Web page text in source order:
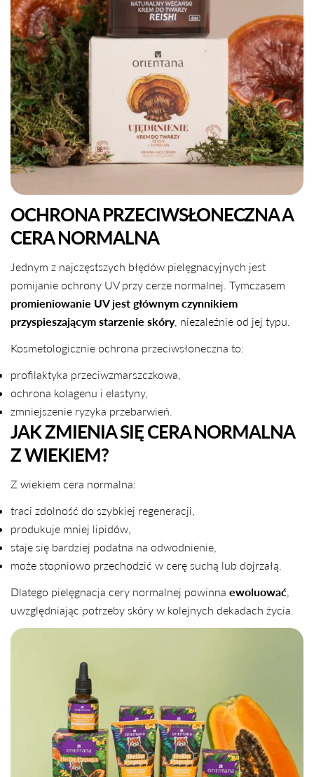
OCHRONA PRZECIWSŁONECZNA A
CERA NORMALNA
Jednym z najczęstszych błędów pielęgnacyjnych jest
pomijanie ochrony UV przy cerze normalnej. Tymczasem
promieniowanie UV jest głównym czynnikiem
przyspieszającym starzenie skóry, niezależnie od jej typu.
Kosmetologicznie ochrona przeciwsłoneczna to:
profilaktyka przeciwzmarszczkowa,
ochrona kolagenu i elastyny,
zmniejszenie ryzyka przebarwień.
JAK ZMIENIA SIĘ CERA NORMALNA
Z WIEKIEM?
Z wiekiem cera normalna:
traci zdolność do szybkiej regeneracji,
produkuje mniej lipidów,
staje się bardziej podatna na odwodnienie,
może stopniowo przechodzić w cerę suchą lub dojrzałą.
Dlatego pielęgnacja cery normalnej powinna ewoluować
uwzględniając potrzeby skóry w kolejnych dekadach życia.
UDOSTĘPNIJ TEN ARTYKUŁ
Kopiuj